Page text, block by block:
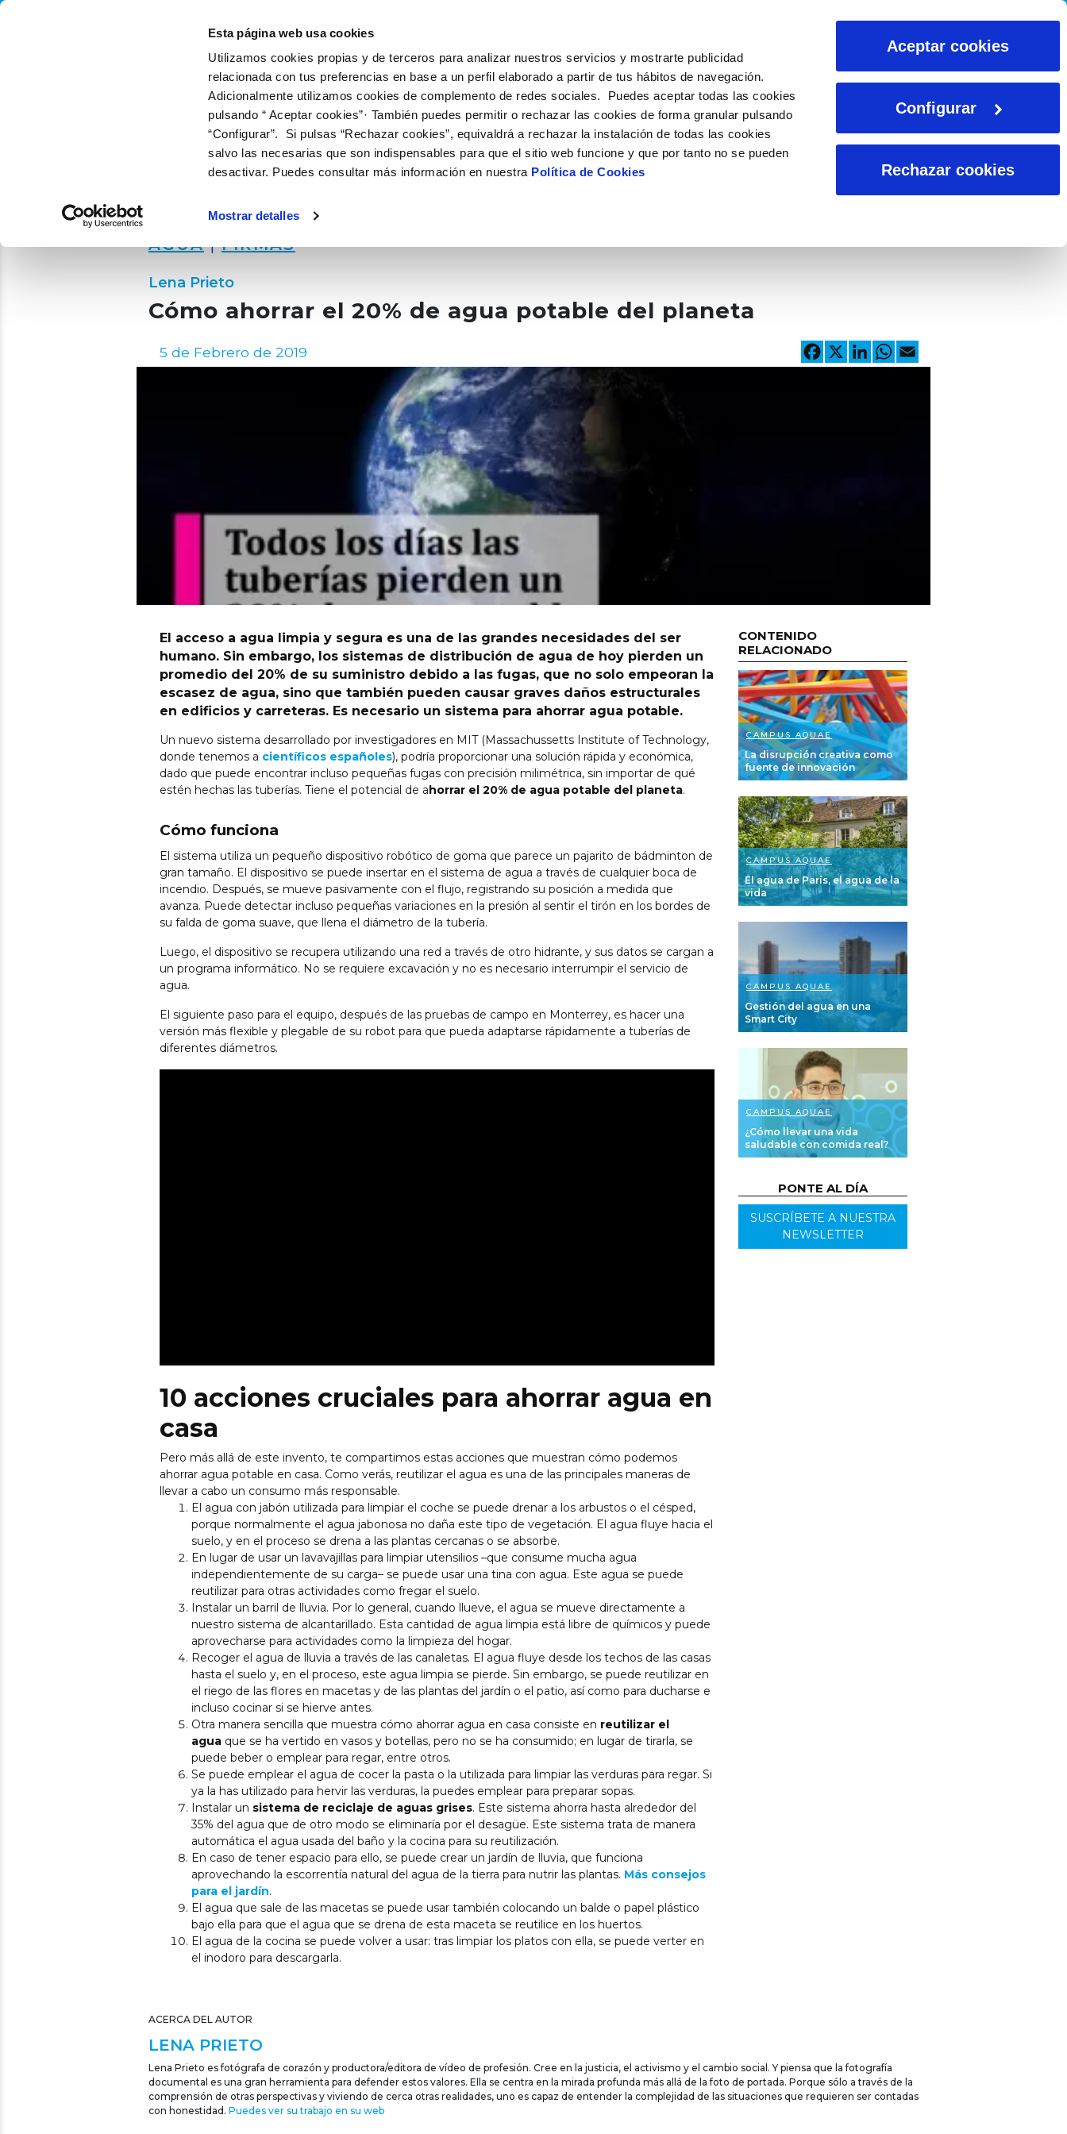
Esta página web usa cookies
Utilizamos cookies propias y de terceros para analizar nuestros servicios y mostrarte publicidad
relacionada con tus preferencias en base a un perfil elaborado a partir de tus hábitos de navegación.
Adicionalmente utilizamos cookies de complemento de redes sociales. Puedes aceptar todas las cookies
pulsando “ Aceptar cookies”· También puedes permitir o rechazar las cookies de forma granular pulsando
“Configurar”. Si pulsas “Rechazar cookies”, equivaldrá a rechazar la instalación de todas las cookies
salvo las necesarias que son indispensables para que el sitio web funcione y que por tanto no se pueden
desactivar. Puedes consultar más información en nuestra Política de Cookies
Mostrar detalles
Aceptar cookies
Configurar
Rechazar cookies
AGUA|FIRMAS
Lena Prieto
Cómo ahorrar el 20% de agua potable del planeta
5 de Febrero de 2019 Facebook
X LinkedIn
WhatsApp
El acceso a agua limpia y segura es una de las grandes necesidades del ser
humano. Sin embargo, los sistemas de distribución de agua de hoy pierden un
promedio del 20% de su suministro debido a las fugas, que no solo empeoran la
escasez de agua, sino que también pueden causar graves daños estructurales
en edificios y carreteras. Es necesario un sistema para ahorrar agua potable.
Un nuevo sistema desarrollado por investigadores en MIT (Massachussetts Institute of Technology,
donde tenemos a científicos españoles), podría proporcionar una solución rápida y económica,
dado que puede encontrar incluso pequeñas fugas con precisión milimétrica, sin importar de qué
estén hechas las tuberías. Tiene el potencial de ahorrar el 20% de agua potable del planeta.
Cómo funciona
El sistema utiliza un pequeño dispositivo robótico de goma que parece un pajarito de bádminton de
gran tamaño. El dispositivo se puede insertar en el sistema de agua a través de cualquier boca de
incendio. Después, se mueve pasivamente con el flujo, registrando su posición a medida que
avanza. Puede detectar incluso pequeñas variaciones en la presión al sentir el tirón en los bordes de
su falda de goma suave, que llena el diámetro de la tubería.
Luego, el dispositivo se recupera utilizando una red a través de otro hidrante, y sus datos se cargan a
un programa informático. No se requiere excavación y no es necesario interrumpir el servicio de
agua.
El siguiente paso para el equipo, después de las pruebas de campo en Monterrey, es hacer una
versión más flexible y plegable de su robot para que pueda adaptarse rápidamente a tuberías de
diferentes diámetros.
10 acciones cruciales para ahorrar agua en
casa
Pero más allá de este invento, te compartimos estas acciones que muestran cómo podemos
ahorrar agua potable en casa. Como verás, reutilizar el agua es una de las principales maneras de
llevar a cabo un consumo más responsable.
El agua con jabón utilizada para limpiar el coche se puede drenar a los arbustos o el césped,
porque normalmente el agua jabonosa no daña este tipo de vegetación. El agua fluye hacia el
suelo, y en el proceso se drena a las plantas cercanas o se absorbe.
En lugar de usar un lavavajillas para limpiar utensilios –que consume mucha agua
independientemente de su carga– se puede usar una tina con agua. Este agua se puede
reutilizar para otras actividades como fregar el suelo.
Instalar un barril de lluvia. Por lo general, cuando llueve, el agua se mueve directamente a
nuestro sistema de alcantarillado. Esta cantidad de agua limpia está libre de químicos y puede
aprovecharse para actividades como la limpieza del hogar.
Recoger el agua de lluvia a través de las canaletas. El agua fluye desde los techos de las casas
hasta el suelo y, en el proceso, este agua limpia se pierde. Sin embargo, se puede reutilizar en
el riego de las flores en macetas y de las plantas del jardín o el patio, así como para ducharse e
incluso cocinar si se hierve antes.
Otra manera sencilla que muestra cómo ahorrar agua en casa consiste en reutilizar el
agua que se ha vertido en vasos y botellas, pero no se ha consumido; en lugar de tirarla, se
puede beber o emplear para regar, entre otros.
Se puede emplear el agua de cocer la pasta o la utilizada para limpiar las verduras para regar. Si
ya la has utilizado para hervir las verduras, la puedes emplear para preparar sopas.
Instalar un sistema de reciclaje de aguas grises. Este sistema ahorra hasta alrededor del
35% del agua que de otro modo se eliminaría por el desagüe. Este sistema trata de manera
automática el agua usada del baño y la cocina para su reutilización.
En caso de tener espacio para ello, se puede crear un jardín de lluvia, que funciona
aprovechando la escorrentía natural del agua de la tierra para nutrir las plantas. Más consejos
para el jardín.
El agua que sale de las macetas se puede usar también colocando un balde o papel plástico
bajo ella para que el agua que se drena de esta maceta se reutilice en los huertos.
El agua de la cocina se puede volver a usar: tras limpiar los platos con ella, se puede verter en
el inodoro para descargarla.
CONTENIDO
RELACIONADO
CAMPUS AQUAE
La disrupción creativa como
fuente de innovación
CAMPUS AQUAE
El agua de París, el agua de la
vida
CAMPUS AQUAE
Gestión del agua en una
Smart City
CAMPUS AQUAE
¿Cómo llevar una vida
saludable con comida real?
PONTE AL DÍA
SUSCRÍBETE A NUESTRA
NEWSLETTER
ACERCA DEL AUTOR
LENA PRIETO
Lena Prieto es fotógrafa de corazón y productora/editora de vídeo de profesión. Cree en la justicia, el activismo y el cambio social. Y piensa que la fotografía
documental es una gran herramienta para defender estos valores. Ella se centra en la mirada profunda más allá de la foto de portada. Porque sólo a través de la
comprensión de otras perspectivas y viviendo de cerca otras realidades, uno es capaz de entender la complejidad de las situaciones que requieren ser contadas
con honestidad. Puedes ver su trabajo en su web